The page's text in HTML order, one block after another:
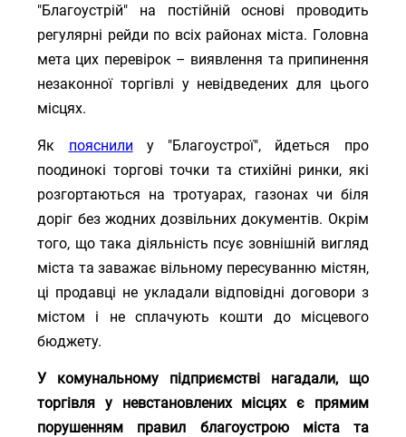
"Благоустрій" на постійній основі проводить
регулярні рейди по всіх районах міста. Головна
мета цих перевірок – виявлення та припинення
незаконної торгівлі у невідведених для цього
місцях.
​Як пояснили у "Благоустрої", йдеться про
поодинокі торгові точки та стихійні ринки, які
розгортаються на тротуарах, газонах чи біля
доріг без жодних дозвільних документів. Окрім
того, що така діяльність псує зовнішній вигляд
міста та заважає вільному пересуванню містян,
ці продавці не укладали відповідні договори з
містом і не сплачують кошти до місцевого
бюджету.
​У комунальному підприємстві нагадали, що
торгівля у невстановлених місцях є прямим
порушенням правил благоустрою міста та